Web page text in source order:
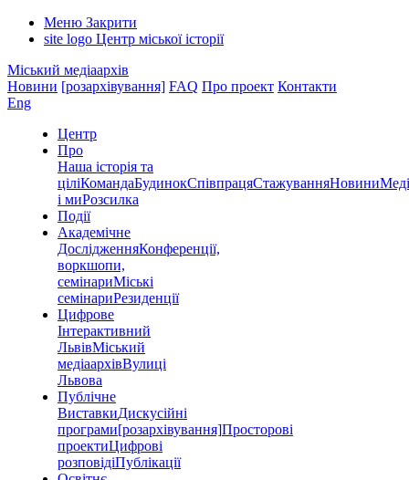
Меню Закрити
site logo Центр міської історії
Міський медіаархів
Новини [розархівування] FAQ Про проект Контакти
Eng
Центр
Про
Наша історія та
ціліКомандаБудинокСпівпрацяСтажуванняНовини
і миРозсилка
Події
Академічне
ДослідженняКонференції,
воркшопи,
семінариМіські
семінариРезиденції
Цифрове
Інтерактивний
ЛьвівМіський
медіаархівВулиці
Львова
Публічне
ВиставкиДискусійні
програми[розархівування]Просторові
проектиЦифрові
розповідіПублікації